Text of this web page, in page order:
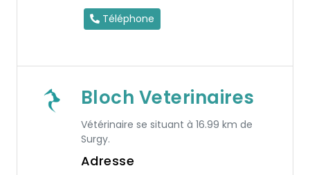
Téléphone
Bloch Veterinaires
Vétérinaire se situant à 16.99 km de
Surgy.
Adresse